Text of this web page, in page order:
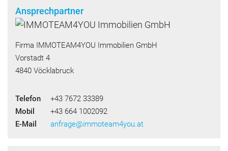
Ansprechpartner
Firma IMMOTEAM4YOU Immobilien GmbH
Vorstadt 4
4840 Vöcklabruck
Telefon
+43 7672 33389
Mobil
+43 664 1002092
E-Mail
anfrage@immoteam4you.at